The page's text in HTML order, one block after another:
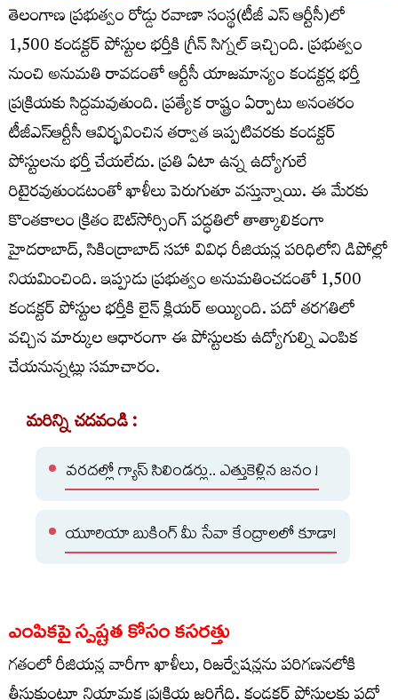
తెలంగాణ ప్రభుత్వం రోడ్డు రవాణా సంస్థ(టీజీ ఎస్ ఆర్టీసీ)లో
1,500 కండక్టర్ పోస్టుల భర్తీకి గ్రీన్ సిగ్నల్ ఇచ్చింది. ప్రభుత్వం
నుంచి అనుమతి రావడంతో ఆర్టీసీ యాజమాన్యం కండక్టర్ల భర్తీ
ప్రక్రియకు సిద్దమవుతుంది. ప్రత్యేక రాష్ట్రం ఏర్పాటు అనంతరం
టీజీఎస్‌ఆర్టీసీ ఆవిర్భవించిన తర్వాత ఇప్పటివరకు కండక్టర్‌
పోస్టులను భర్తీ చేయలేదు. ప్రతి ఏటా ఉన్న ఉద్యోగులే
రిటైరవుతుండటంతో ఖాళీలు పెరుగుతూ వస్తున్నాయి. ఈ మేరకు
కొంతకాలం క్రితం ఔట్‌సోర్సింగ్‌ పద్ధతిలో తాత్కాలికంగా
హైదరాబాద్, సికింద్రాబాద్‌ సహా వివిధ రీజియన్ల పరిధిలోని డిపోల్లో
నియమించింది. ఇప్పుడు ప్రభుత్వం అనుమతించడంతో 1,500
కండక్టర్‌ పోస్టుల భర్తీకి లైన్ క్లియర్ అయ్యింది. పదో తరగతిలో
వచ్చిన మార్కుల ఆధారంగా ఈ పోస్టులకు ఉద్యోగుల్ని ఎంపిక
చేయనున్నట్లు సమాచారం.
మరిన్ని చదవండి :
వరదల్లో గ్యాస్ సిలిండర్లు.. ఎత్తుకెళ్లిన జనం !
యూరియా బుకింగ్ మీ సేవా కేంద్రాలలో కూడా!
ఎంపికపై స్పష్టత కోసం కసరత్తు
గతంలో రీజియన్ల వారీగా ఖాళీలు, రిజర్వేషన్లను పరిగణనలోకి